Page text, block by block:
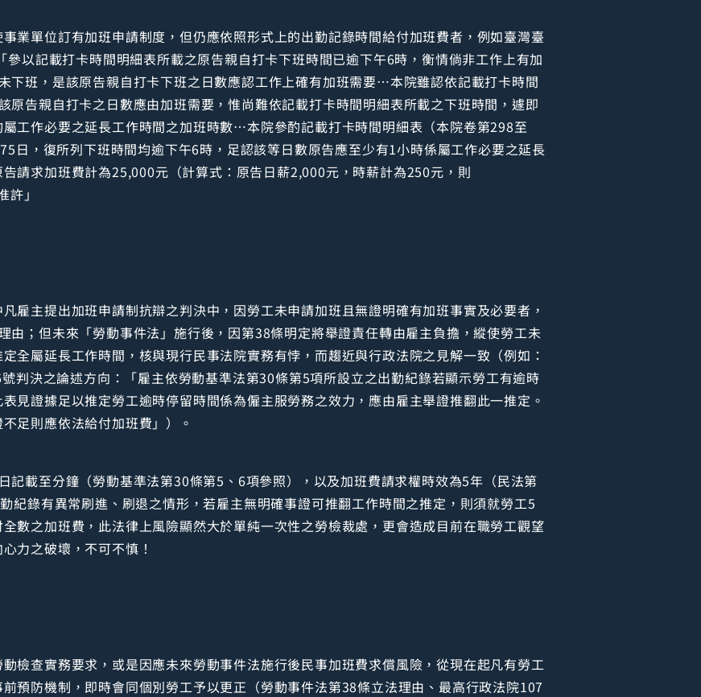
業單位訂有加班申請制度，但仍應依照形式上的出勤記錄時間給付加班費者，例如臺灣臺
以記載打卡時間明細表所載之原告親自打卡下班時間已逾下午6時，衡情倘非工作上有加
下班，是該原告親自打卡下班之日數應認工作上確有加班需要…本院雖認依記載打卡時間
原告親自打卡之日數應由加班需要，惟尚難依記載打卡時間明細表所載之下班時間，遽即
工作必要之延長工作時間之加班時數…本院參酌記載打卡時間明細表（本院卷第298至
日，復所列下班時間均逾下午6時，足認該等日數原告應至少有1小時係屬工作必要之延長
請求加班費計為25,000元（計算式：原告日薪2,000元，時薪計為250元，則
」
雇主提出加班申請制抗辯之判決中，因勞工未申請加班且無證明確有加班事實及必要者，
由；但未來「勞動事件法」施行後，因第38條明定將舉證責任轉由雇主負擔，縱使勞工未
全屬延長工作時間，核與現行民事法院實務有悖，而趨近與行政法院之見解一致（例如：
判決之論述方向：「雇主依勞動基準法第30條第5項所設立之出勤紀錄若顯示勞工有逾時
見證據足以推定勞工逾時停留時間係為僱主服勞務之效力，應由雇主舉證推翻此一推定。
足則應依法給付加班費」）。
記載至分鐘（勞動基準法第30條第5、6項參照），以及加班費請求權時效為5年（民法第
紀錄有異常刷進、刷退之情形，若雇主無明確事證可推翻工作時間之推定，則須就勞工5
數之加班費，此法律上風險顯然大於單純一次性之勞檢裁處，更會造成目前在職勞工觀望
力之破壞，不可不慎！
檢查實務要求，或是因應未來勞動事件法施行後民事加班費求償風險，從現在起凡有勞工
預防機制，即時會同個別勞工予以更正（勞動事件法第38條立法理由、最高行政法院107